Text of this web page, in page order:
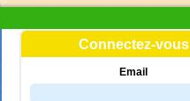
Connectez-vous
Email